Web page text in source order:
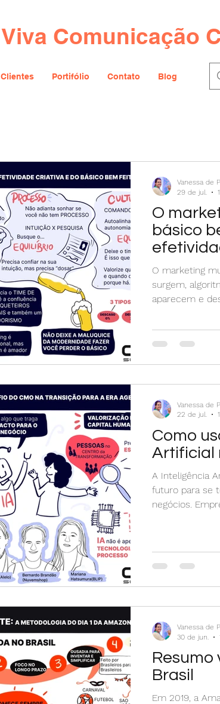
Viva Comunicação
Clientes Portifólio Contato Blog
O
básico
O marketing
surgem,
aparecem e
continua
do marketing.
de tudo, sobre
Vanessa de
29 de jul.
Como
Artificial
A Inteligência
futuro para se
negócios.
artificial de
ela pode
tra
Vanessa de
22 de jul.
Resumo
Brasil
Em 2019, a
Vanessa de
30 de jun.